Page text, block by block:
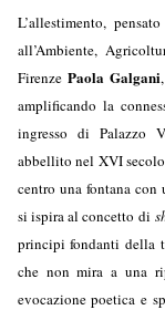
L’allestimento,
all’Ambiente,
FirenzePaola Galgani
amplificando la
ingresso di Palazzo
abbellito nel XVI
centro una fontana
si ispira al concetto di
principi fondanti della
che non mira a una
evocazione poetica e